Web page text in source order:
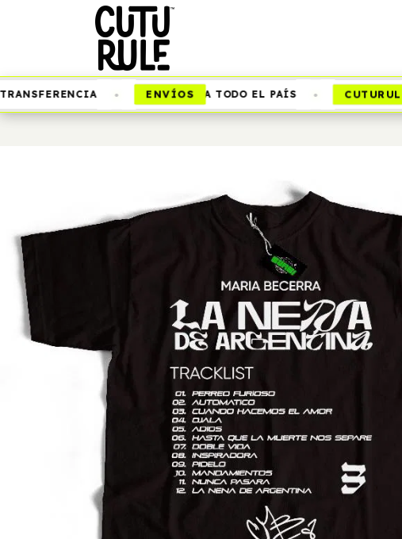
ENVÍOS A TODO EL PAÍS CUTURULE